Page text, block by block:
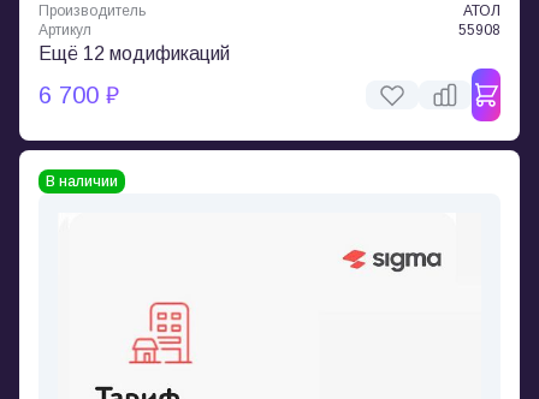
Производитель
АТОЛ
Артикул
55908
Ещё 12 модификаций
6 700 ₽
В наличии